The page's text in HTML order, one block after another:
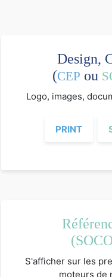
Design,
(CEP ou
Logo, images,
PRINT
S'afficher sur les
moteurs de